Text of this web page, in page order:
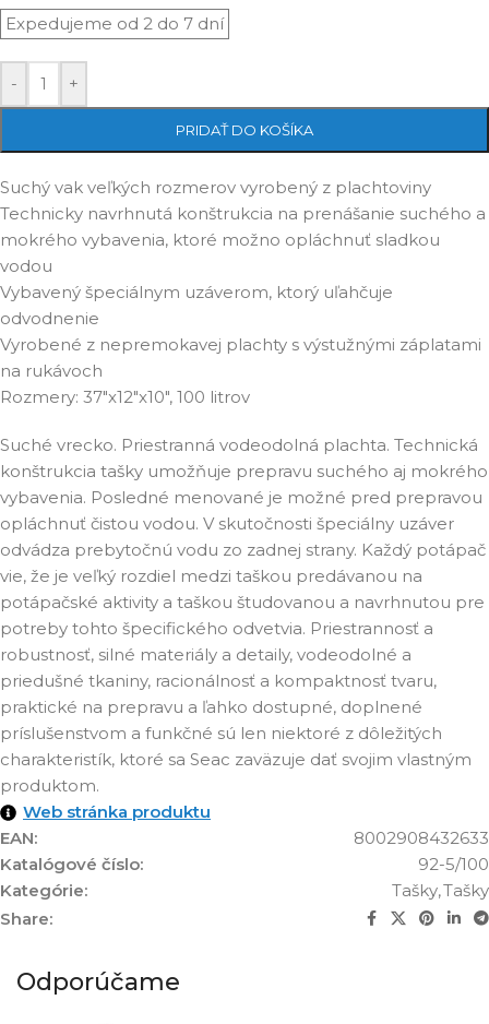
- +
PRIDAŤ DO KOŠÍKA
Suchý vak veľkých rozmerov vyrobený z plachtoviny
Technicky navrhnutá konštrukcia na prenášanie suchého a
mokrého vybavenia, ktoré možno opláchnuť sladkou
vodou
Vybavený špeciálnym uzáverom, ktorý uľahčuje
odvodnenie
Vyrobené z nepremokavej plachty s výstužnými záplatami
na rukávoch
Rozmery: 37"x12"x10", 100 litrov
Suché vrecko. Priestranná vodeodolná plachta. Technická
konštrukcia tašky umožňuje prepravu suchého aj mokrého
vybavenia. Posledné menované je možné pred prepravou
opláchnuť čistou vodou. V skutočnosti špeciálny uzáver
odvádza prebytočnú vodu zo zadnej strany. Každý potápač
vie, že je veľký rozdiel medzi taškou predávanou na
potápačské aktivity a taškou študovanou a navrhnutou pre
potreby tohto špecifického odvetvia. Priestrannosť a
robustnosť, silné materiály a detaily, vodeodolné a
priedušné tkaniny, racionálnosť a kompaktnosť tvaru,
praktické na prepravu a ľahko dostupné, doplnené
príslušenstvom a funkčné sú len niektoré z dôležitých
charakteristík, ktoré sa Seac zaväzuje dať svojim vlastným
produktom.
Web stránka produktu
EAN:
8002908432633
Katalógové číslo:
92-5/100
Kategórie:
Tašky,Tašky
Share:
Odporúčame